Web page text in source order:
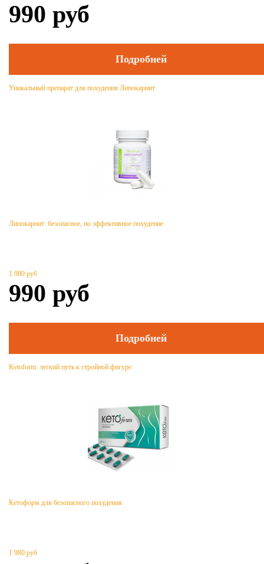
990 руб
Подробней
Уникальный препарат для похудения Липокарнит
Липокарнит: безопасное, но эффективное похудение
1 980 руб
990 руб
Подробней
Ketoform: легкий путь к стройной фигуре
Кетоформ для безопасного похудения
1 980 руб